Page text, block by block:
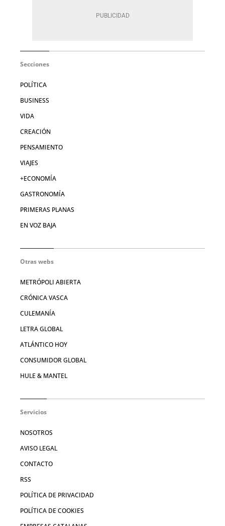
Secciones
POLÍTICA
BUSINESS
VIDA
CREACIÓN
PENSAMIENTO
VIAJES
+ECONOMÍA
GASTRONOMÍA
PRIMERAS PLANAS
EN VOZ BAJA
Otras webs
METRÓPOLI ABIERTA
CRÓNICA VASCA
CULEMANÍA
LETRA GLOBAL
ATLÁNTICO HOY
CONSUMIDOR GLOBAL
HULE & MANTEL
Servicios
NOSOTROS
AVISO LEGAL
CONTACTO
RSS
POLÍTICA DE PRIVACIDAD
POLÍTICA DE COOKIES